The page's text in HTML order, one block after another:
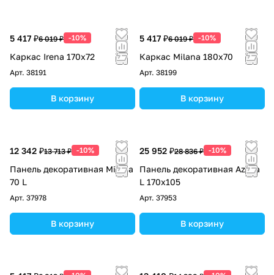
5 417 ₽6 019 ₽ -10%
Каркас Irena 170x72
Арт. 38191
В корзину
5 417 ₽6 019 ₽ -10%
Каркас Milana 180х70
Арт. 38199
В корзину
12 342 ₽13 713 ₽ -10%
Панель декоративная Milana
70 L
Арт. 37978
В корзину
25 952 ₽28 836 ₽ -10%
Панель декоративная Azalia
L 170x105
Арт. 37953
В корзину